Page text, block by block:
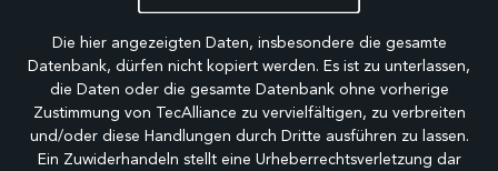
Die hier angezeigten Daten, insbesondere die gesamte
Datenbank, dürfen nicht kopiert werden. Es ist zu unterlassen,
die Daten oder die gesamte Datenbank ohne vorherige
Zustimmung von TecAlliance zu vervielfältigen, zu verbreiten
und/oder diese Handlungen durch Dritte ausführen zu lassen.
Ein Zuwiderhandeln stellt eine Urheberrechtsverletzung dar